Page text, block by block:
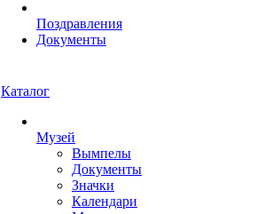
Поздравления
Документы
Каталог
Музей
Вымпелы
Документы
Значки
Календари